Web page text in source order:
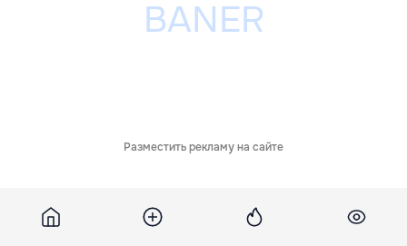
Разместить рекламу на сайте
Похожие новости